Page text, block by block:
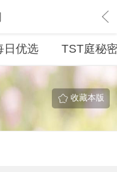
日优选 TST庭秘
收藏本版